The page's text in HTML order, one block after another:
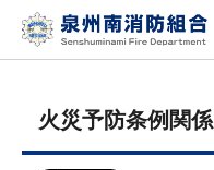
火災予防条例関係